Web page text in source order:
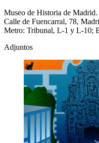
Museo de Historia de
Calle de Fuencarral, 78,
Metro: Tribunal, L-1 y L-10;
Adjuntos